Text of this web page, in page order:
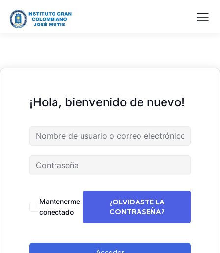
¡Hola, bienvenido de nuevo!
Mantenerme
conectado
¿OLVIDASTE LA
CONTRASEÑA?